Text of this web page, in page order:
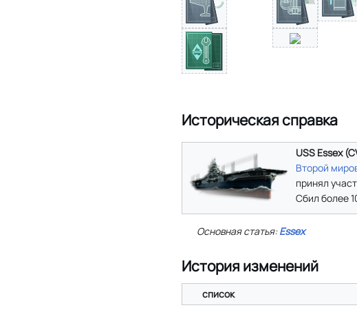
Историческая справка
USS Essex
Второй
принял
Сбил более
Основная статья:Essex
История изменений
список